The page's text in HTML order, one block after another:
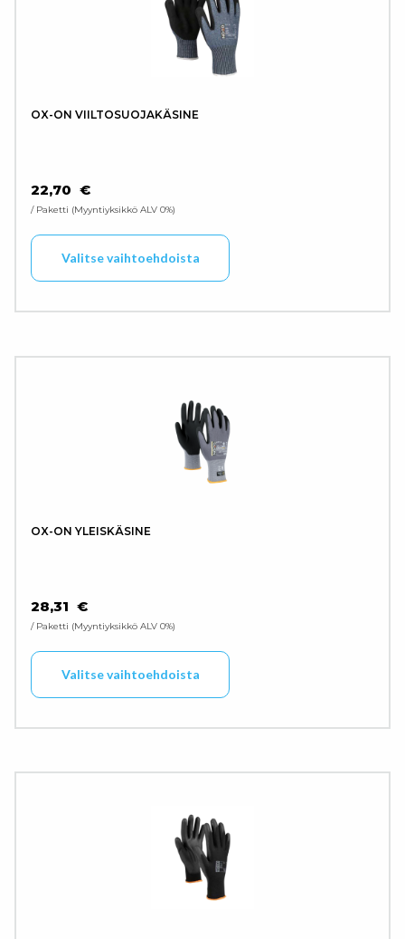
OX-ON VIILTOSUOJAKÄSINE
22,70 €
/ Paketti Myyntiyksikkö ALV 0%
Valitse vaihtoehdoista
OX-ON YLEISKÄSINE
28,31 €
/ Paketti Myyntiyksikkö ALV 0%
Valitse vaihtoehdoista